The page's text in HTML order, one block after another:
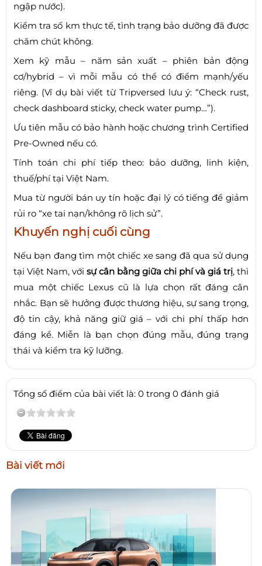
ngập nước).
Kiểm tra số km thực tế, tình trạng bảo dưỡng đã được
chăm chút không.
Xem kỹ mẫu – năm sản xuất – phiên bản động
cơ/hybrid – vì mỗi mẫu có thể có điểm mạnh/yếu
riêng. (Ví dụ bài viết từ Tripversed lưu ý: “Check rust,
check dashboard sticky, check water pump…”).
Ưu tiên mẫu có bảo hành hoặc chương trình Certified
Pre-Owned nếu có.
Tính toán chi phí tiếp theo: bảo dưỡng, linh kiện,
thuế/phí tại Việt Nam.
Mua từ người bán uy tín hoặc đại lý có tiếng để giảm
rủi ro “xe tai nạn/không rõ lịch sử”.
Khuyến nghị cuối cùng
Nếu bạn đang tìm một chiếc xe sang đã qua sử dụng
tại Việt Nam, với sự cân bằng giữa chi phí và giá trị, thì
mua một chiếc Lexus cũ là lựa chọn rất đáng cân
nhắc. Bạn sẽ hưởng được thương hiệu, sự sang trọng,
độ tin cậy, khả năng giữ giá – với chi phí thấp hơn
đáng kể. Miễn là bạn chọn đúng mẫu, đúng trạng
thái và kiểm tra kỹ lưỡng.
Tổng số điểm của bài viết là: 0 trong 0 đánh giá
Bài viết mới